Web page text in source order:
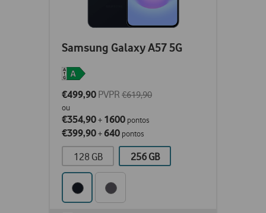
Samsung Galaxy A57 5G
€499,90 PVPR €619,90
ou
€354,90+ 1600 pontos
€399,90+640 pontos
128 GB 256 GB